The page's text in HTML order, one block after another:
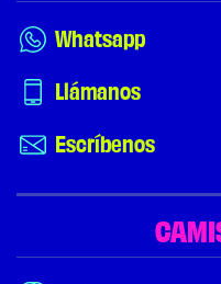
Whatsapp
Llámanos
Escríbenos